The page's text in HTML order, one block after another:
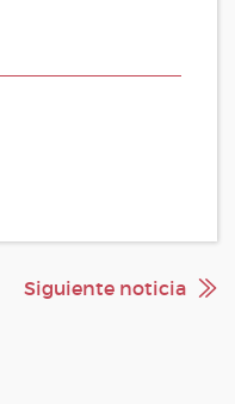
Siguiente noticia